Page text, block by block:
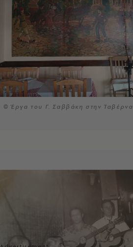
© Έργα του Γ. Σαββάκη στην